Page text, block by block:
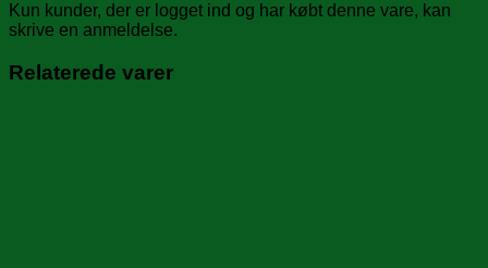
Kun kunder, der er logget ind og har købt denne vare, kan
skrive en anmeldelse.
Relaterede varer